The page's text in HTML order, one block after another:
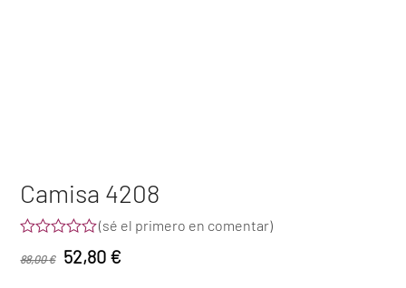
Camisa 4208
Valorado
con
(sé el primero en comentar)
88,00€
El
52,80 €